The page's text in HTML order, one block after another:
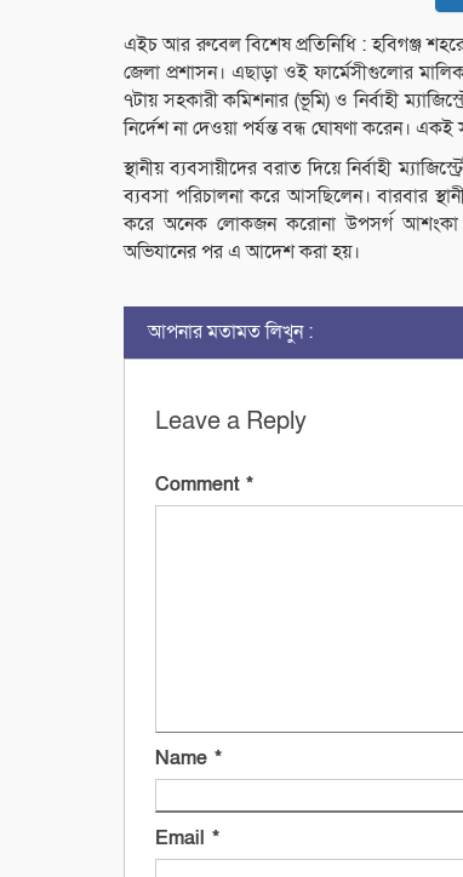
এইচ আর রুবেল বিশেষ প্রতিনিধি : হবিগঞ্জ
জেলা প্রশাসন। এছাড়া ওই ফার্মেসীগুলোর
৭টায় সহকারী কমিশনার (ভূমি) ও নির্বাহী
নির্দেশ না দেওয়া পর্যন্ত বন্ধ ঘোষণা করেন।
স্থানীয় ব্যবসায়ীদের বরাত দিয়ে নির্বাহী
ব্যবসা পরিচালনা করে আসছিলেন। বারবার
করে অনেক লোকজন করোনা উপসর্গ আশংকা
অভিযানের পর এ আদেশ করা হয়।
আপনার মতামত লিখুন :
Leave a Reply
Comment *
Name *
Email *